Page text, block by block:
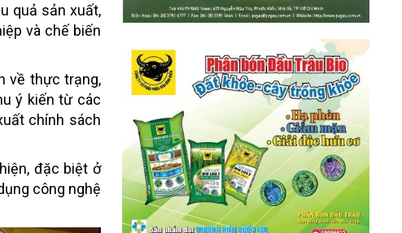
quả sản xuất,
và chế biến
về thực trạng,
ý kiến từ các
chính sách
đặc biệt ở
công nghệ